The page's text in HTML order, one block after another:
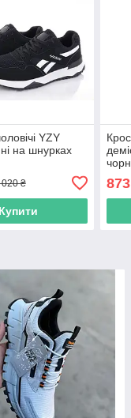
YZY
на шнурках
₴
Купити
873